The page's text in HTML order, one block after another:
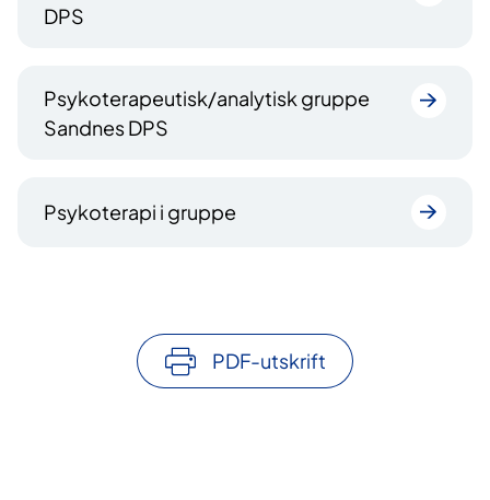
DPS
Psykoterapeutisk/analytisk gruppe
Sandnes DPS
Psykoterapi i gruppe
PDF-utskrift